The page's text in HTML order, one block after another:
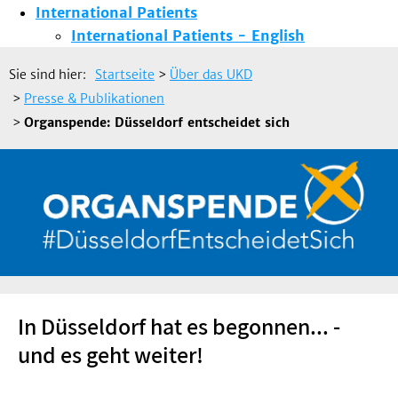
International Patients
International Patients - English
Sie sind hier: Startseite > Über das UKD
> Presse & Publikationen
> Organspende: Düsseldorf entscheidet sich
In Düsseldorf hat es begonnen... -
und es geht weiter!